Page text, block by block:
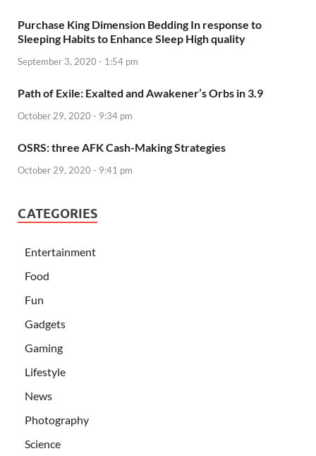
Purchase King Dimension Bedding In response to
Sleeping Habits to Enhance Sleep High quality
September 3, 2020 - 1:54 pm
Path of Exile: Exalted and Awakener’s Orbs in 3.9
October 29, 2020 - 9:34 pm
OSRS: three AFK Cash-Making Strategies
October 29, 2020 - 9:41 pm
CATEGORIES
Entertainment
Food
Fun
Gadgets
Gaming
Lifestyle
News
Photography
Science